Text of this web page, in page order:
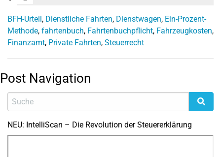
BFH-Urteil, Dienstliche Fahrten, Dienstwagen, Ein-Prozent-
Methode, fahrtenbuch, Fahrtenbuchpflicht, Fahrzeugkosten,
Finanzamt, Private Fahrten, Steuerrecht
Post Navigation
NEU: IntelliScan – Die Revolution der Steuererklärung